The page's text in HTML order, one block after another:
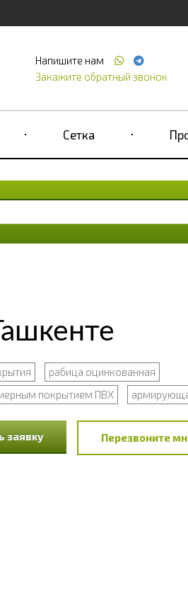
Напишите нам
Закажите обратный звонок
Сетка
рабица оцинкованная
покрытием ПВХ
заявку Перезвоните